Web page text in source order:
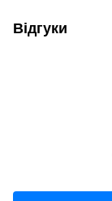
Відгуки